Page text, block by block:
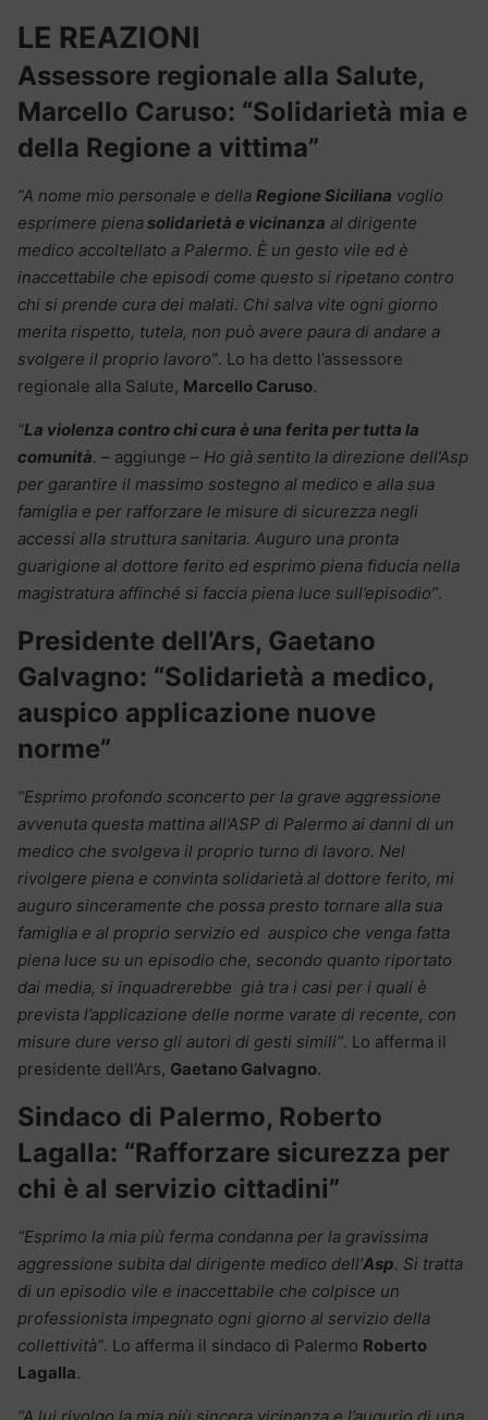
LE REAZIONI
Assessore regionale alla Salute,
Marcello Caruso: “Solidarietà mia e
della Regione a vittima”
“A nome mio personale e della Regione Siciliana voglio
esprimere pienasolidarietà e vicinanza al dirigente
medico accoltellato a Palermo. È un gesto vile ed è
inaccettabile che episodi come questo si ripetano contro
chi si prende cura dei malati. Chi salva vite ogni giorno
merita rispetto, tutela, non può avere paura di andare a
svolgere il proprio lavoro”. Lo ha detto l’assessore
regionale alla Salute, Marcello Caruso.
“La violenza contro chi cura è una ferita per tutta la
comunità. – aggiunge – Ho già sentito la direzione dell’Asp
per garantire il massimo sostegno al medico e alla sua
famiglia e per rafforzare le misure di sicurezza negli
accessi alla struttura sanitaria. Auguro una pronta
guarigione al dottore ferito ed esprimo piena fiducia nella
magistratura affinché si faccia piena luce sull’episodio”.
Presidente dell’Ars, Gaetano
Galvagno: “Solidarietà a medico,
auspico applicazione nuove
norme”
“Esprimo profondo sconcerto per la grave aggressione
avvenuta questa mattina all’ASP di Palermo ai danni di un
medico che svolgeva il proprio turno di lavoro. Nel
rivolgere piena e convinta solidarietà al dottore ferito, mi
auguro sinceramente che possa presto tornare alla sua
famiglia e al proprio servizio ed auspico che venga fatta
piena luce su un episodio che, secondo quanto riportato
dai media, si inquadrerebbe già tra i casi per i quali è
prevista l’applicazione delle norme varate di recente, con
misure dure verso gli autori di gesti simili”. Lo afferma il
presidente dell’Ars, Gaetano Galvagno.
Sindaco di Palermo, Roberto
Lagalla: “Rafforzare sicurezza per
chi è al servizio cittadini”
“Esprimo la mia più ferma condanna per la gravissima
aggressione subita dal dirigente medico dell’Asp. Si tratta
di un episodio vile e inaccettabile che colpisce un
professionista impegnato ogni giorno al servizio della
collettività”. Lo afferma il sindaco di Palermo Roberto
Lagalla.
“A lui rivolgo la mia più sincera vicinanza e l’augurio di una